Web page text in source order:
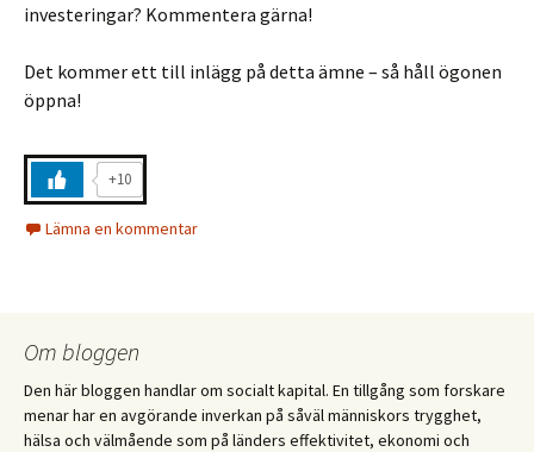
investeringar? Kommentera gärna!
Det kommer ett till inlägg på detta ämne – så håll ögonen
öppna!
+10
Lämna en kommentar
Om bloggen
Den här bloggen handlar om socialt kapital. En tillgång som forskare
menar har en avgörande inverkan på såväl människors trygghet,
hälsa och välmående som på länders effektivitet, ekonomi och